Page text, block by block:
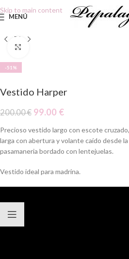
Skip to main content
MENÚ
-51%
Vestido Harper
200.00€ 99.00 €
Precioso vestido largo con escote
larga con abertura y volante caído desde
pasamaneria bordado con lentejuelas.
Vestido ideal para madrina.